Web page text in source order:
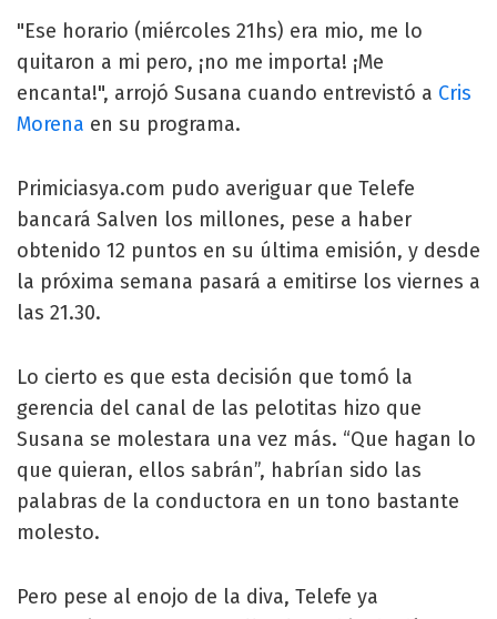
"Ese horario (miércoles 21hs) era mio, me lo
quitaron a mi pero, ¡no me importa! ¡Me
encanta!", arrojó Susana cuando entrevistó a Cris
Morena en su programa.
Primiciasya.com pudo averiguar que Telefe
bancará Salven los millones, pese a haber
obtenido 12 puntos en su última emisión, y desde
la próxima semana pasará a emitirse los viernes a
las 21.30.
Lo cierto es que esta decisión que tomó la
gerencia del canal de las pelotitas hizo que
Susana se molestara una vez más. “Que hagan lo
que quieran, ellos sabrán”, habrían sido las
palabras de la conductora en un tono bastante
molesto.
Pero pese al enojo de la diva, Telefe ya